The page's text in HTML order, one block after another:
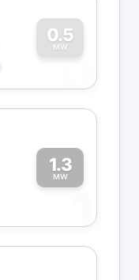
0.5
MW
0
1.3
MW
1